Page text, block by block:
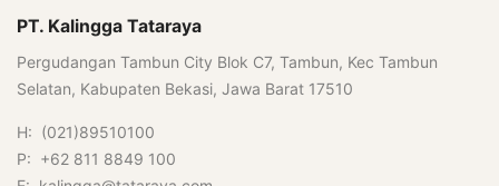
PT. Kalingga Tataraya
Pergudangan Tambun City Blok C7, Tambun, Kec Tambun
Selatan, Kabupaten Bekasi, Jawa Barat 17510
H: (021)89510100
P: +62 811 8849 100